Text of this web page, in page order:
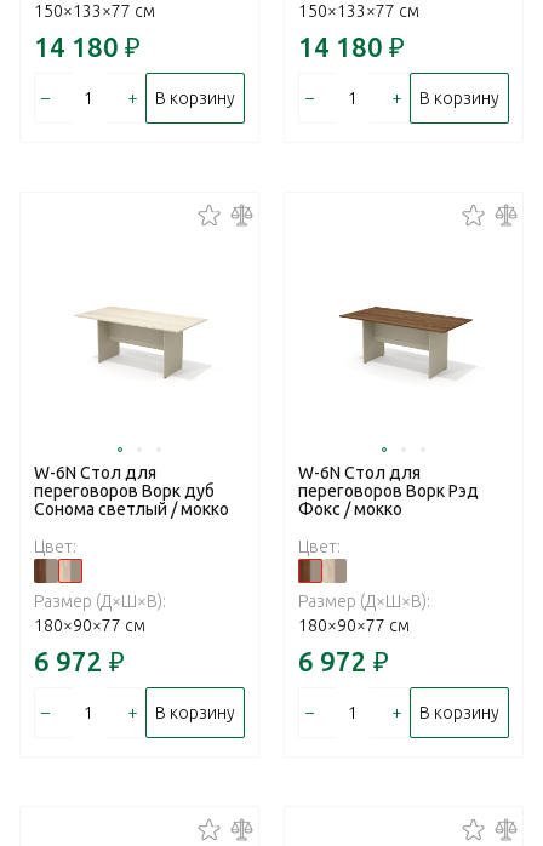
150×133×77 см
14 180 ₽
– + В корзину
150×133×77 см
14 180 ₽
– + В корзину
W-6N Стол для
переговоров Ворк дуб
Сонома светлый / мокко
Цвет:
Размер (Д×Ш×В):
180×90×77 см
6 972 ₽
– + В корзину
W-6N Стол для
переговоров Ворк Рэд
Фокс / мокко
Цвет:
Размер (Д×Ш×В):
180×90×77 см
6 972 ₽
– + В корзину